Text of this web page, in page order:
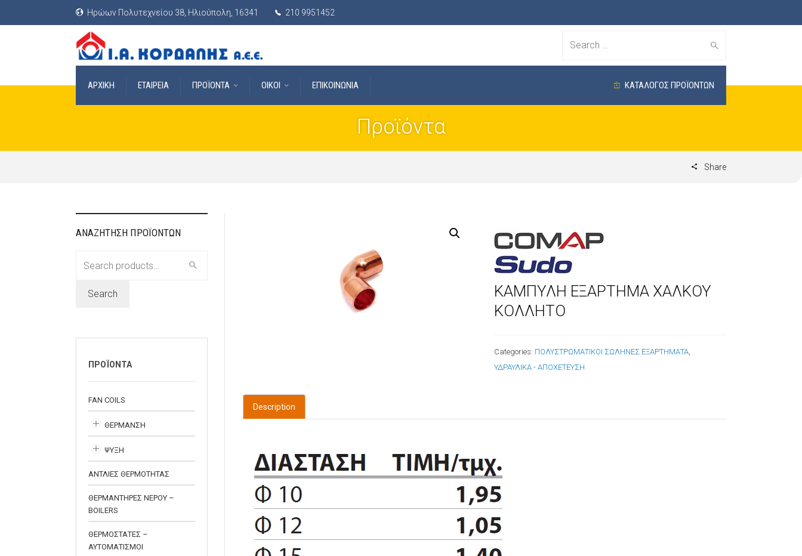
Ηρώων Πολυτεχνείου 38, Ηλιούπολη, 16341 210 9951452
Search
ΑΡΧΙΚΗ ΕΤΑΙΡΕΙΑ ΠΡΟΪΟΝΤΑ OIKOI ΕΠΙΚΟΙΝΩΝΙΑ ΚΑΤΑΛΟΓΟΣ ΠΡΟΪΟΝΤΩΝ
Προϊόντα
Share
ΚΑΜΠΥΛΗ ΕΞΑΡΤΗΜΑ ΧΑΛΚΟΥ
ΚΟΛΛΗΤΟ
Categories: ΠΟΛΥΣΤΡΩΜΑΤΙΚΟΙ ΣΩΛΗΝΕΣ ΕΞΑΡΤΗΜΑΤΑ,
ΥΔΡΑΥΛΙΚΑ - ΑΠΟΧΕΤΕΥΣΗ
Description
ΑΝΑΖΗΤΗΣΗ ΠΡΟΪΟΝΤΩΝ
Search
ΠΡΟΪΟΝΤΑ
FAN COILS
ΘΕΡΜΑΝΣΗ
ΨΥΞΗ
ΑΝΤΛΙΕΣ ΘΕΡΜΟΤΗΤΑΣ
ΘΕΡΜΑΝΤΗΡΕΣ ΝΕΡΟΥ –
BOILERS
ΘΕΡΜΟΣΤΑΤΕΣ –
ΑΥΤΟΜΑΤΙΣΜΟΙ